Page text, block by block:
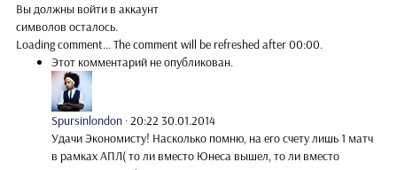
Вы должны войти в аккаунт
символов осталось.
Loading comment...The comment will be refreshed after00:00.
Этот комментарий не опубликован.
Spursinlondon ·20:22 30.01.2014
Удачи Экономисту! Насколько помню, на его счету лишь 1 матч
в рамках АПЛ( то ли вместо Юнеса вышел, то ли вместо